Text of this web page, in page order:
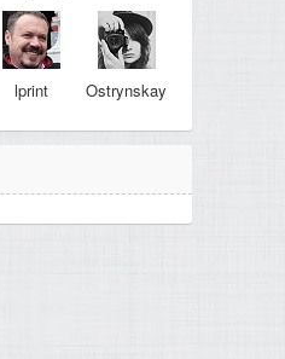
lprint Ostrynskay